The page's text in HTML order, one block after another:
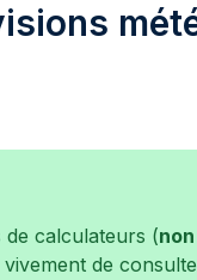
calculateurs (
de